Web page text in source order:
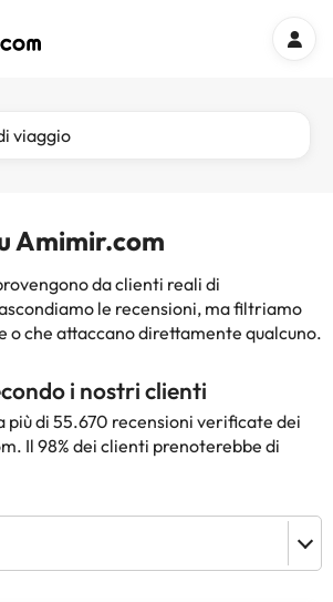
viaggio
Amimir.com
da clienti reali di
le recensioni, ma filtriamo
o che attaccano direttamente qualcuno.
i nostri clienti
più di 55.670 recensioni verificate dei
Il 98% dei clienti prenoterebbe di